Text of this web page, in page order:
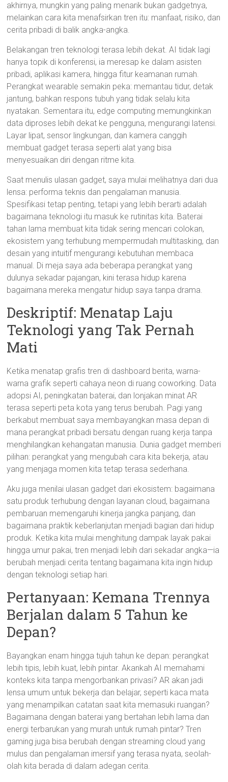
akhirnya, mungkin yang paling menarik bukan gadgetnya,
melainkan cara kita menafsirkan tren itu: manfaat, risiko, dan
cerita pribadi di balik angka-angka.
Belakangan tren teknologi terasa lebih dekat. AI tidak lagi
hanya topik di konferensi, ia meresap ke dalam asisten
pribadi, aplikasi kamera, hingga fitur keamanan rumah.
Perangkat wearable semakin peka: memantau tidur, detak
jantung, bahkan respons tubuh yang tidak selalu kita
nyatakan. Sementara itu, edge computing memungkinkan
data diproses lebih dekat ke pengguna, mengurangi latensi.
Layar lipat, sensor lingkungan, dan kamera canggih
membuat gadget terasa seperti alat yang bisa
menyesuaikan diri dengan ritme kita.
Saat menulis ulasan gadget, saya mulai melihatnya dari dua
lensa: performa teknis dan pengalaman manusia.
Spesifikasi tetap penting, tetapi yang lebih berarti adalah
bagaimana teknologi itu masuk ke rutinitas kita. Baterai
tahan lama membuat kita tidak sering mencari colokan,
ekosistem yang terhubung mempermudah multitasking, dan
desain yang intuitif mengurangi kebutuhan membaca
manual. Di meja saya ada beberapa perangkat yang
dulunya sekadar pajangan, kini terasa hidup karena
bagaimana mereka mengatur hidup saya tanpa drama.
Deskriptif: Menatap Laju
Teknologi yang Tak Pernah
Mati
Ketika menatap grafis tren di dashboard berita, warna-
warna grafik seperti cahaya neon di ruang coworking. Data
adopsi AI, peningkatan baterai, dan lonjakan minat AR
terasa seperti peta kota yang terus berubah. Pagi yang
berkabut membuat saya membayangkan masa depan di
mana perangkat pribadi bersatu dengan ruang kerja tanpa
menghilangkan kehangatan manusia. Dunia gadget memberi
pilihan: perangkat yang mengubah cara kita bekerja, atau
yang menjaga momen kita tetap terasa sederhana.
Aku juga menilai ulasan gadget dari ekosistem: bagaimana
satu produk terhubung dengan layanan cloud, bagaimana
pembaruan memengaruhi kinerja jangka panjang, dan
bagaimana praktik keberlanjutan menjadi bagian dari hidup
produk. Ketika kita mulai menghitung dampak layak pakai
hingga umur pakai, tren menjadi lebih dari sekadar angka—ia
berubah menjadi cerita tentang bagaimana kita ingin hidup
dengan teknologi setiap hari.
Pertanyaan: Kemana Trennya
Berjalan dalam 5 Tahun ke
Depan?
Bayangkan enam hingga tujuh tahun ke depan: perangkat
lebih tipis, lebih kuat, lebih pintar. Akankah AI memahami
konteks kita tanpa mengorbankan privasi? AR akan jadi
lensa umum untuk bekerja dan belajar, seperti kaca mata
yang menampilkan catatan saat kita memasuki ruangan?
Bagaimana dengan baterai yang bertahan lebih lama dan
energi terbarukan yang murah untuk rumah pintar? Tren
gaming juga bisa berubah dengan streaming cloud yang
mulus dan pengalaman imersif yang terasa nyata, seolah-
olah kita berada di dalam adegan cerita.